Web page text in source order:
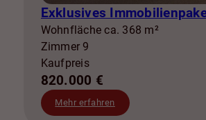
Wohnfläche ca. 368 m²
Zimmer 9
Kaufpreis
820.000 €
Mehr erfahren